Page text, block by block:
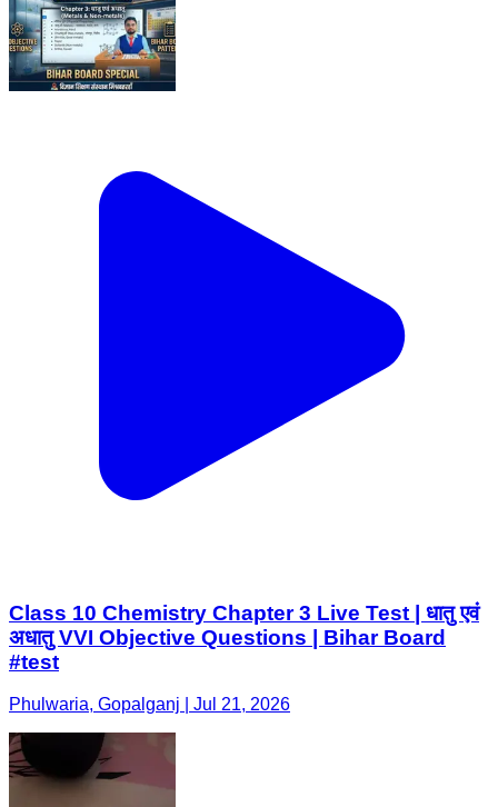
​Class 10 Chemistry Chapter 3 Live Test | धातु एवं
अधातु VVI Objective Questions | Bihar Board
#test
Phulwaria, Gopalganj | Jul 21, 2026